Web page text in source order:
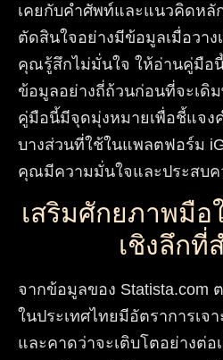
เคยกับคำศัพท์และแนวคิดหลั
ตัดสินใจอย่างมีข้อมูลเมื่อวา
คุณรู้สึกไม่มั่นใจ ให้อ่านคู่มือ
ข้อมูลอย่างถี่ถ้วนก่อนที่จะเดิ
คู่มือนี้มีจุดมุ่งหมายเพื่อชี้แจง
บางส่วนที่ใช้ในแพลตฟอร์ม
คุณมีความมั่นใจและประสบค
เสริมศักยภาพมื
เชิงลึกที่
จากข้อมูลของ Statista.com
ในประเทศไทยมีอัตราการเจ
และคาดว่าจะเติบโตอย่างต่อ